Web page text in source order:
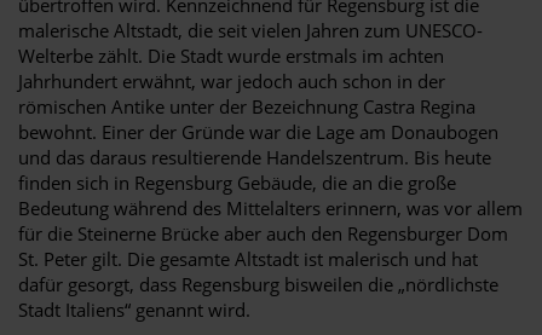
malerische Altstadt, die seit vielen Jahren zum UNESCO-
Welterbe zählt. Die Stadt wurde erstmals im achten
Jahrhundert erwähnt, war jedoch auch schon in der
römischen Antike unter der Bezeichnung Castra Regina
bewohnt. Einer der Gründe war die Lage am Donaubogen
und das daraus resultierende Handelszentrum. Bis heute
finden sich in Regensburg Gebäude, die an die große
Bedeutung während des Mittelalters erinnern, was vor allem
für die Steinerne Brücke aber auch den Regensburger Dom
St. Peter gilt. Die gesamte Altstadt ist malerisch und hat
dafür gesorgt, dass Regensburg bisweilen die „nördlichste
Stadt Italiens“ genannt wird.